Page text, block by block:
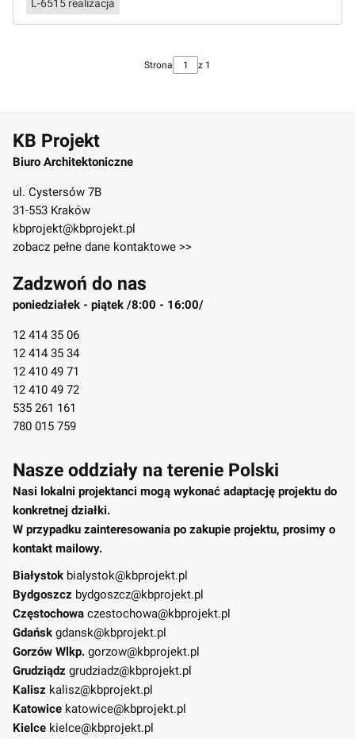
L-6515 realizacja
Strona z 1
KB Projekt
Biuro Architektoniczne
ul. Cystersów 7B
31-553 Kraków
kbprojekt@kbprojekt.pl
zobacz pełne dane kontaktowe >>
Zadzwoń do nas
poniedziałek - piątek /8:00 - 16:00/
12 414 35 06
12 414 35 34
12 410 49 71
12 410 49 72
535 261 161
780 015 759
Nasze oddziały na terenie Polski
Nasi lokalni projektanci mogą wykonać adaptację projektu do
konkretnej działki.
W przypadku zainteresowania po zakupie projektu, prosimy o
kontakt mailowy.
Białystok bialystok@kbprojekt.pl
Bydgoszcz bydgoszcz@kbprojekt.pl
Częstochowa czestochowa@kbprojekt.pl
Gdańsk gdansk@kbprojekt.pl
Gorzów Wlkp. gorzow@kbprojekt.pl
Grudziądz grudziadz@kbprojekt.pl
Kalisz kalisz@kbprojekt.pl
Katowice katowice@kbprojekt.pl
Kielce kielce@kbprojekt.pl